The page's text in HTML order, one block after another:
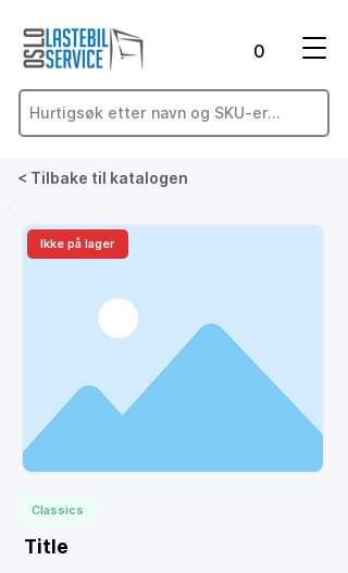
0
< Tilbake til katalogen
På lager
Ikke på lager
Classics
Title